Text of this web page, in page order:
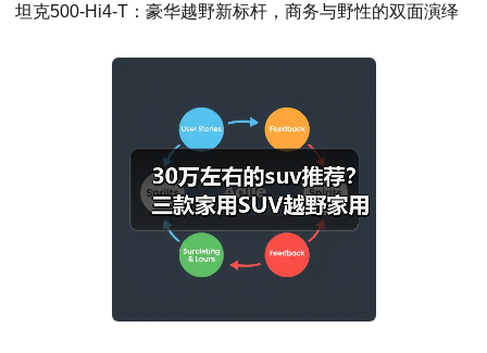
坦克500-Hi4-T：豪华越野新标杆，商务与野性的双面演绎